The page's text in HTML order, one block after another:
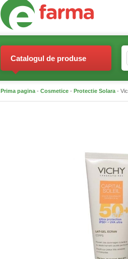
Catalogul de produse
Prima pagina - Cosmetice - Protectie Solara -